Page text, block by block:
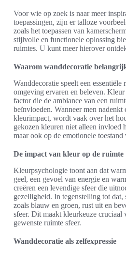
Voor wie op zoek is naar meer
toepassingen, zijn er talloze
zoals het toepassen van
stijlvolle en functionele oplossing
ruimtes. U kunt meer hierover
Waarom wanddecoratie
Wanddecoratie speelt een
omgeving ervaren en beleven.
factor die de ambiance van een
beïnvloeden. Wanneer men nadenkt
kleurimpact, wordt vaak over het
gekozen kleuren niet alleen invloed
maar ook op de emotionele toestand
De impact van kleur op de ruimte
Kleurpsychologie toont aan dat
geel, een gevoel van energie en
creëren een levendige sfeer die
gezelligheid. In tegenstelling tot dat,
zoals blauw en groen, rust uit en
sfeer. Dit maakt kleurkeuze cruciaal
gewenste ruimte sfeer.
Wanddecoratie als zelfexpressie